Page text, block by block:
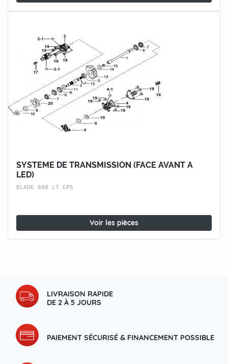
SYSTEME DE TRANSMISSION (FACE AVANT A
LED)
BLADE 600 LT EPS
Voir les pièces
LIVRAISON RAPIDE
DE 2 À 5 JOURS
PAIEMENT SÉCURISÉ & FINANCEMENT POSSIBLE